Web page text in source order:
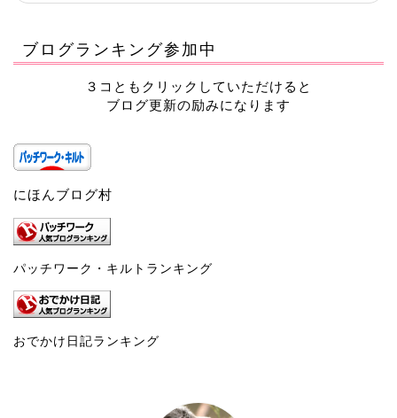
ブログランキング参加中
３コともクリックしていただけると
ブログ更新の励みになります
にほんブログ村
パッチワーク・キルトランキング
おでかけ日記ランキング